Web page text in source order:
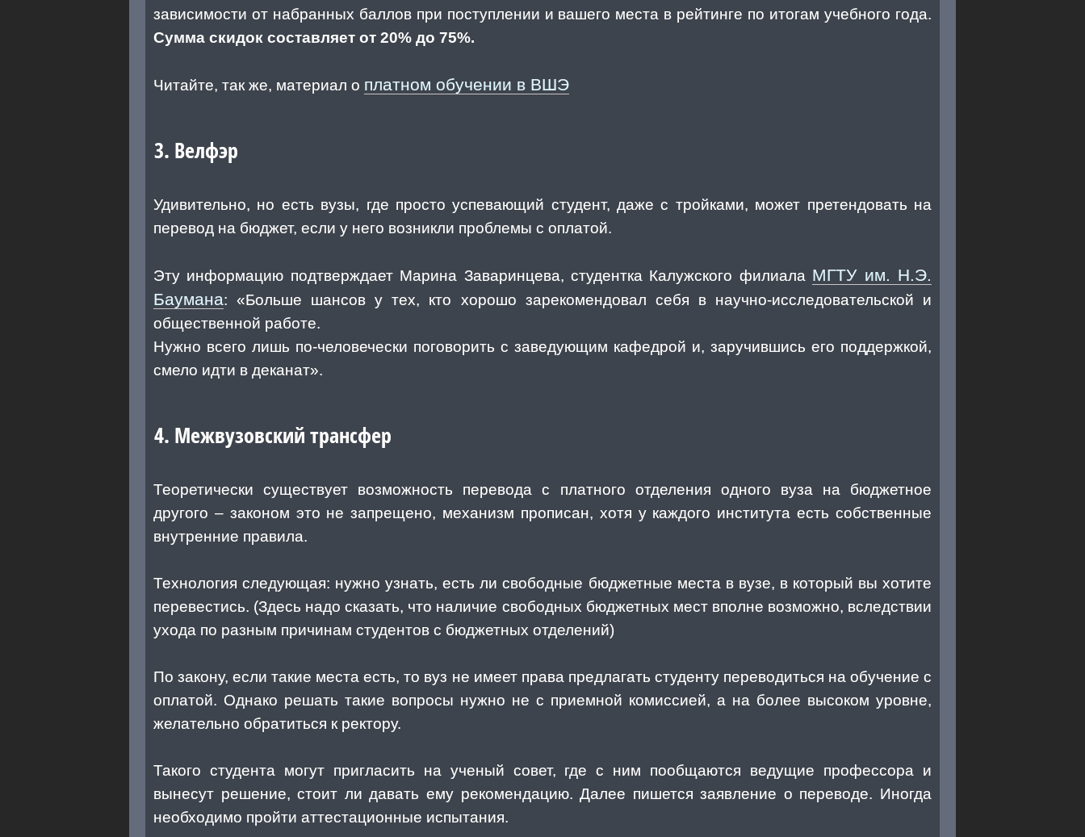
зависимости от набранных баллов при поступлении и вашего места в рейтинге по итогам учебного года.
Сумма скидок составляет от 20% до 75%.
Читайте, так же, материал о платном обучении в ВШЭ
3. Велфэр
Удивительно, но есть вузы, где просто успевающий студент, даже с тройками, может претендовать на
перевод на бюджет, если у него возникли проблемы с оплатой.
Эту информацию подтверждает Марина Заваринцева, студентка Калужского филиала МГТУ им. Н.Э.
Баумана: «Больше шансов у тех, кто хорошо зарекомендовал себя в научно-исследовательской и
общественной работе.
Нужно всего лишь по-человечески поговорить с заведующим кафедрой и, заручившись его поддержкой,
смело идти в деканат».
4. Межвузовский трансфер
Теоретически существует возможность перевода с платного отделения одного вуза на бюджетное
другого – законом это не запрещено, механизм прописан, хотя у каждого института есть собственные
внутренние правила.
Технология следующая: нужно узнать, есть ли свободные бюджетные места в вузе, в который вы хотите
перевестись. (Здесь надо сказать, что наличие свободных бюджетных мест вполне возможно, вследствии
ухода по разным причинам студентов с бюджетных отделений)
По закону, если такие места есть, то вуз не имеет права предлагать студенту переводиться на обучение с
оплатой. Однако решать такие вопросы нужно не с приемной комиссией, а на более высоком уровне,
желательно обратиться к ректору.
Такого студента могут пригласить на ученый совет, где с ним пообщаются ведущие профессора и
вынесут решение, стоит ли давать ему рекомендацию. Далее пишется заявление о переводе. Иногда
необходимо пройти аттестационные испытания.